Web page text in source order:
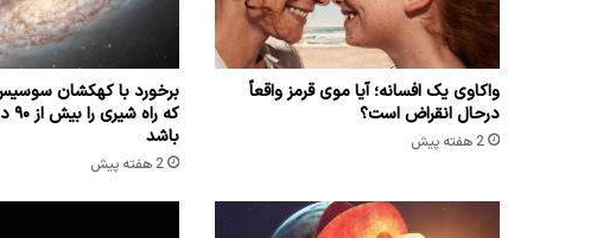
واکاوی یک افسانه؛ آیا موی قرمز واقعاً
درحال انقراض است؟
2 هفته پیش
برخورد با کهکشان
که
باشد
2 هفته پیش